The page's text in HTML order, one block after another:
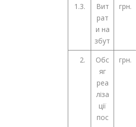
1.3.
Вит
рат
и на
збут
грн.
2.
Обс
яг
реа
ліза
ції
пос
грн.